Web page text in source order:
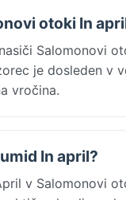
otoki In
Salomonovi
je dosleden v
vročina.
In april?
v Salomonovi